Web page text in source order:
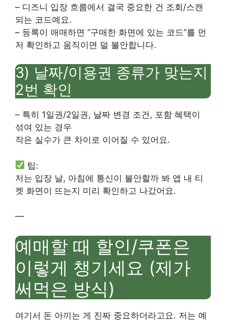
– 디즈니 입장 흐름에서 결국 중요한 건 조회/스캔
되는 코드예요.
– 등록이 애매하면 “구매한 화면에 있는 코드”를 먼
저 확인하고 움직이면 덜 불안합니다.
3) 날짜/이용권 종류가 맞는지
2번 확인
– 특히 1일권/2일권, 날짜 변경 조건, 포함 혜택이
섞여 있는 경우
작은 실수가 큰 차이로 이어질 수 있어요.
팁:
저는 입장 날, 아침에 통신이 불안할까 봐 앱 내 티
켓 화면이 뜨는지 미리 확인하고 나갔어요.
—
예매할 때 할인/쿠폰은
이렇게 챙기세요 (제가
써먹은 방식)
여기서 돈 아끼는 게 진짜 중요하더라고요. 저는 예